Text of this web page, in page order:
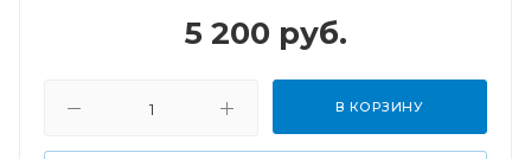
5 200 руб.
В КОРЗИНУ